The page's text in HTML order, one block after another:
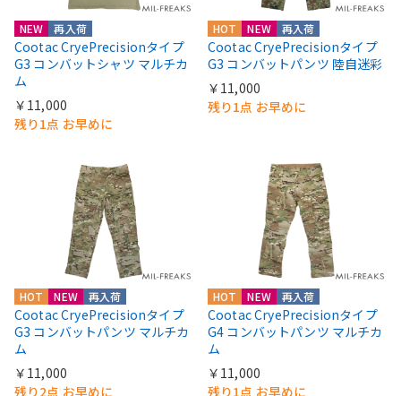
NEW 再入荷
Cootac CryePrecisionタイプ
G3 コンバットシャツ マルチカ
ム
￥11,000
残り1点 お早めに
HOT NEW 再入荷
Cootac CryePrecisionタイプ
G3 コンバットパンツ 陸自迷彩
￥11,000
残り1点 お早めに
HOT NEW 再入荷
Cootac CryePrecisionタイプ
G3 コンバットパンツ マルチカ
ム
￥11,000
残り2点 お早めに
HOT NEW 再入荷
Cootac CryePrecisionタイプ
G4 コンバットパンツ マルチカ
ム
￥11,000
残り1点 お早めに